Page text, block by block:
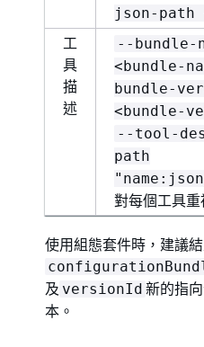
json-path
工
具
描
述
--bundle-
<bundle-
bundle-
<bundle-
--tool-
path
對每個工具重
使用組態套件時，建議
及 versionId 新的指
本。